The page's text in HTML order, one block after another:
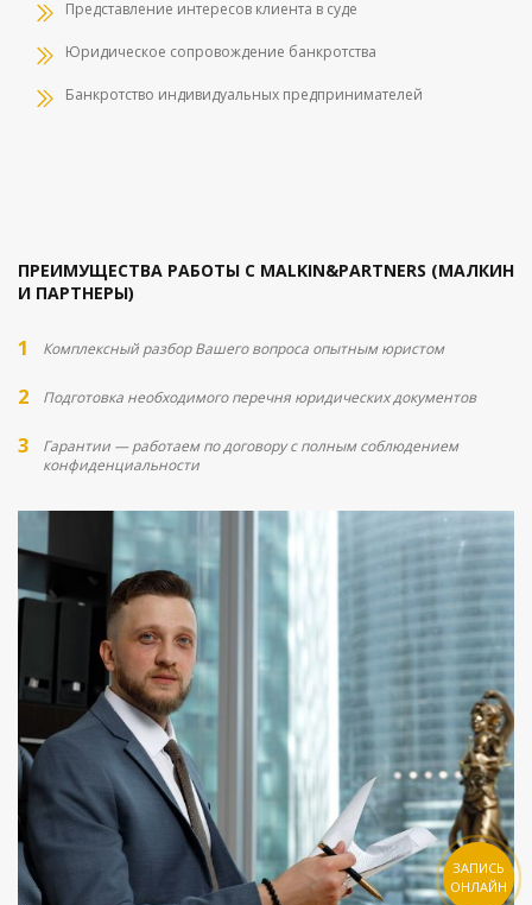
Представление интересов клиента в суде
Юридическое сопровождение банкротства
Банкротство индивидуальных предпринимателей
ПРЕИМУЩЕСТВА РАБОТЫ С MALKIN&PARTNERS (МАЛКИН
И ПАРТНЕРЫ)
Комплексный разбор Вашего вопроса опытным юристом
Подготовка необходимого перечня юридических документов
Гарантии — работаем по договору с полным соблюдением
конфиденциальности
ЗАПИСЬ
ОНЛАЙН